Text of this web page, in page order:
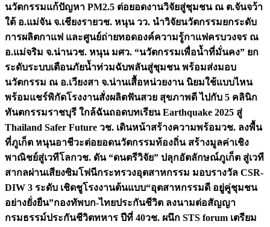
นวัตกรรมแก้ปัญหา PM2.5 ต่อยอดงานวิจัยสู่ชุมชน ณ ต.จันจว้า
ใต้ อ.แม่จัน จ.เชียงรายวช. หนุน วว. นำวิจัยนวัตกรรมยกระดับ
การผลิตกาแฟ และศูนย์ถ่ายทอดองค์ความรู้กาแฟครบวงจร ณ
อ.แม่จริม จ.น่านวช. หนุน มศว. “นวัตกรรมเพื่อน้ำที่มั่นคง” ยก
ระดับระบบเตือนภัยน้ำท่วมฉับพลันสู่ชุมชน พร้อมส่งมอบ
นวัตกรรม ณ อ.เวียงสา จ.น่านเสื้อหน่วยงาน นิยมใช้แบบไหน
พร้อมแชร์พิกัดโรงงานสั่งผลิตฟันสวย สุขภาพดี ไปกับ 5 คลินิก
ทันตกรรมราชบุรี ใกล้ฉันถอดบทเรียน Earthquake 2025 สู่
Thailand Safer Future วช. เดินหน้าสร้างความพร้อมวช. ลงพื้น
ที่ภูเก็ต หนุนอาชีวะต่อยอดนวัตกรรมท้องถิ่น สร้างมูลค่าเชิง
พาณิชย์สู่เวทีโลกวช. ดัน “ดนตรีวิจัย” ปลุกอัตลักษณ์ภูเก็ต สู่เวที
สากลผ่านเสียงซิมโฟนีกระทรวงอุตสาหกรรม มอบรางวัล CSR-
DIW 3 ระดับ เชิดชูโรงงานต้นแบบ“อุตสาหกรรมดี อยู่คู่ชุมชน
อย่างยั่งยืน”กองทัพบก-ไทยประกันชีวิต ลงนามต่อสัญญา
กรมธรรม์ประกันชีวิตทหาร ปีที่ 40วช. ผนึก STS forum เตรียม